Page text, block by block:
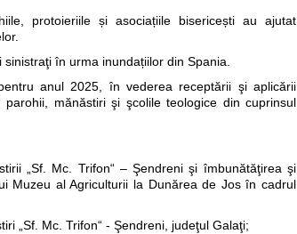
protoieriile și asociațiile bisericești au ajutat
în urma inundațiilor din Spania.
anul 2025, în vederea receptării şi aplicării
mănăstiri şi şcolile teologice din cuprinsul
„Sf. Mc. Trifon“ – Şendreni şi îmbunătăţirea şi
Muzeu al Agriculturii la Dunărea de Jos în cadrul
„Sf. Mc. Trifon“ - Şendreni, judeţul Galaţi;